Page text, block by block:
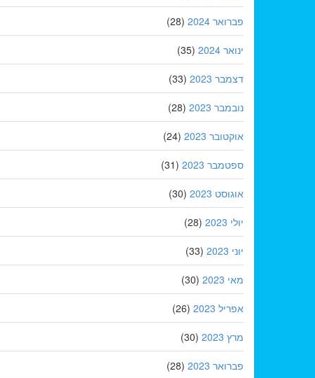
פברואר 2024 (28)
ינואר 2024 (35)
דצמבר 2023 (33)
נובמבר 2023 (28)
אוקטובר 2023 (24)
ספטמבר 2023 (31)
אוגוסט 2023 (30)
יולי 2023 (28)
יוני 2023 (33)
מאי 2023 (30)
אפריל 2023 (26)
מרץ 2023 (30)
פברואר 2023 (28)